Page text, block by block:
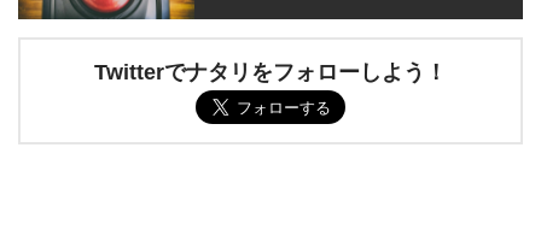
Twitterでナタリをフォローしよう！